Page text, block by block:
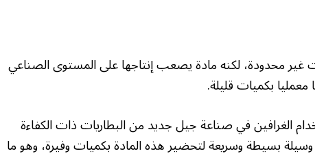
غير محدودة، لكنه مادة يصعب إنتاجها على المستوى الصناعي
معمليا بكميات قليلة.
الغرافين في صناعة جيل جديد من البطاريات ذات الكفاءة
وسيلة بسيطة وسريعة لتحضير هذه المادة بكميات وفيرة، وهو ما